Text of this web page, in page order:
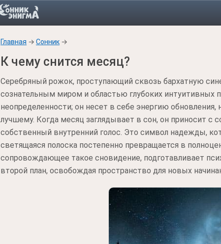
Главная → Сонник →
К чему снится месяц?
Серебряный рожок, проступающий сквозь бархатную
сознательным миром и областью глубоких интуитивных
неопределенности; он несет в себе энергию
лучшему. Когда месяц заглядывает в сон, он приносит
собственный внутренний голос. Это символ надежды,
светящаяся полоска постепенно превращается в
сопровождающее такое сновидение, подготавливает
второй план, освобождая пространство для новых